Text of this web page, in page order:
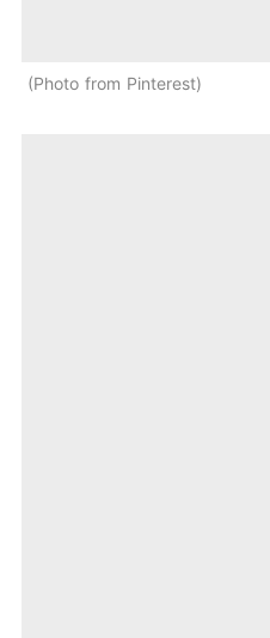
Photo from Pinterest